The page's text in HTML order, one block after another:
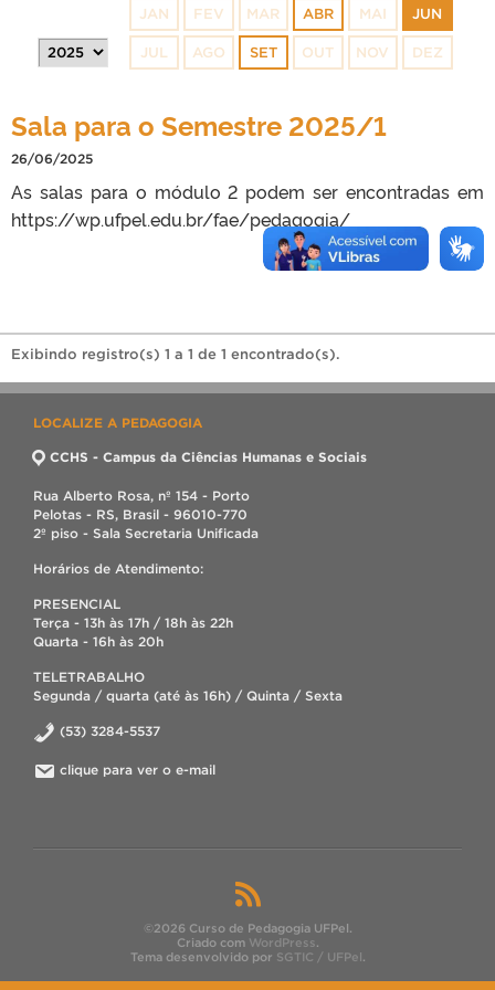
JAN FEV MAR ABR MAI JUN
JUL AGO SET OUT NOV DEZ
Sala para o Semestre 2025/1
26/06/2025
As salas para o módulo 2 podem ser encontradas em
https://wp.ufpel.edu.br/fae/pedagogia/
Exibindo registro(s) 1 a 1 de 1 encontrado(s).
LOCALIZE A PEDAGOGIA
CCHS - Campus da Ciências Humanas e Sociais
Rua Alberto Rosa, nº 154 - Porto
Pelotas - RS, Brasil - 96010-770
2º piso - Sala Secretaria Unificada
Horários de Atendimento:
PRESENCIAL
Terça - 13h às 17h / 18h às 22h
Quarta - 16h às 20h
TELETRABALHO
Segunda / quarta (até às 16h) / Quinta / Sexta
(53) 3284-5537
clique para ver o e-mail
©2026 Curso de Pedagogia UFPel.
Criado com WordPress.
Tema desenvolvido por SGTIC / UFPel.